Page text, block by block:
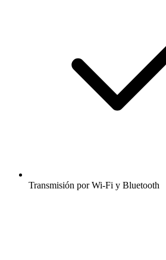
Transmisión por Wi-Fi y Bluetooth